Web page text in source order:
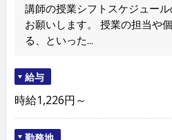
講師の授業シフトスケジュー
お願いします。 授業の担当や
る、といった...
給与
時給1,226円～
勤務地